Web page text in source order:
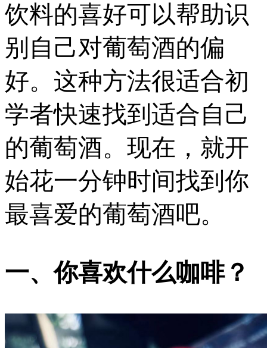
饮料的喜好可以帮助识
别自己对葡萄酒的偏
好。这种方法很适合初
学者快速找到适合自己
的葡萄酒。现在，就开
始花一分钟时间找到你
最喜爱的葡萄酒吧。
一、你喜欢什么咖啡？